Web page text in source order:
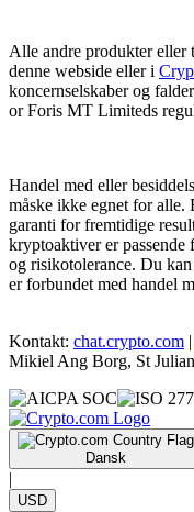
Alle andre produkter eller
denne webside eller i
koncernselskaber og
or Foris MT Limiteds
Handel med eller
måske ikke egnet for alle.
garanti for fremtidige
kryptoaktiver er
og risikotolerance. Du
er forbundet med handel
Kontakt: chat.crypto.com
Mikiel Ang Borg, St
Dansk
|
USD